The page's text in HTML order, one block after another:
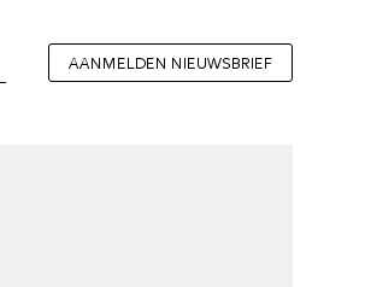
AANMELDEN NIEUWSBRIEF